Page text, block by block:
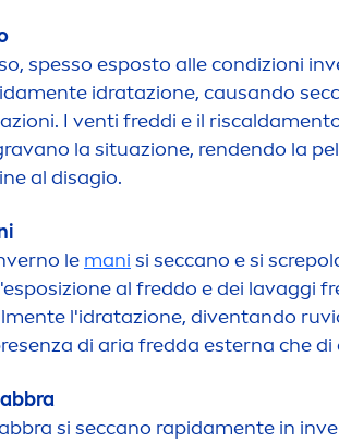
spesso esposto alle condizioni
mente idratazione, causando
I venti freddi e il riscaldamen
la situazione, rendendo la
al disagio.
le mani si seccano e si
al freddo e dei lavaggi
mente l'idratazione, diventando
di aria fredda esterna che
si seccano rapidamente in